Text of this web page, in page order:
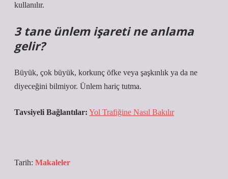
kullanılır.
3 tane ünlem işareti ne anlama
gelir?
Büyük, çok büyük, korkunç öfke veya şaşkınlık ya da ne
diyeceğini bilmiyor. Ünlem hariç tutma.
Tavsiyeli Bağlantılar: Yol Trafiğine Nasıl Bakılır
Tarih: Makaleler